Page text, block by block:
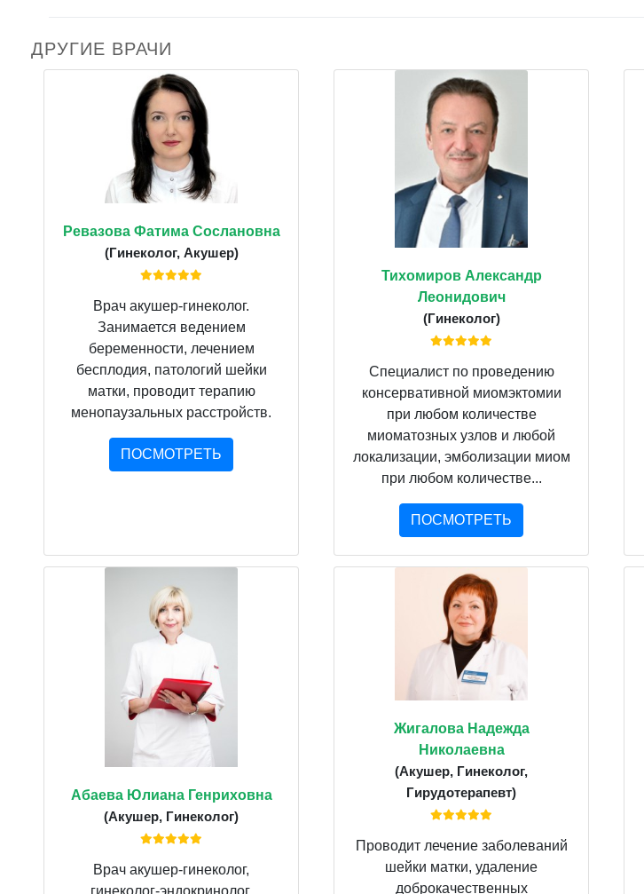
ДРУГИЕ ВРАЧИ
Ревазова Фатима Сослановна
(Гинеколог, Акушер)
Врач акушер-гинеколог.
Занимается ведением
беременности, лечением
бесплодия, патологий шейки
матки, проводит терапию
менопаузальных расстройств.
ПОСМОТРЕТЬ
Тихомиров Александр
Леонидович
(Гинеколог)
Специалист по проведению
консервативной миомэктомии
при любом количестве
миоматозных узлов и любой
локализации, эмболизации миом
при любом количестве...
ПОСМОТРЕТЬ
Абаева Юлиана Генриховна
(Акушер, Гинеколог)
Врач акушер-гинеколог,
гинеколог-эндокринолог.
Жигалова Надежда
Николаевна
(Акушер, Гинеколог,
Гирудотерапевт)
Проводит лечение заболеваний
шейки матки, удаление
доброкачественных